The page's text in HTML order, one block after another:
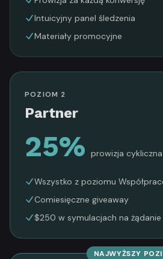
Intuicyjny panel śledzenia
Materiały promocyjne
POZIOM 2
Partner
25% prowizja cykliczna
Wszystko z poziomu
Comiesięczne giveaway
$250 w symulacjach na żądanie
NAJWYŻSZY